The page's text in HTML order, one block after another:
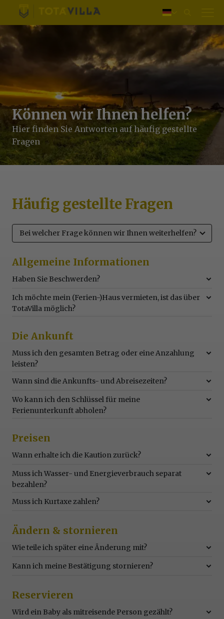
Einloggen
Können wir Ihnen helfen?
Hier finden Sie Antworten auf häufig gestellte
Fragen
Häufig gestellte Fragen
Bei welcher Frage können wir Ihnen weiterhelfen?
Allgemeine Informationen
Haben Sie Beschwerden?
Ich möchte mein (Ferien-)Haus vermieten, ist das über
TotaVilla möglich?
Die Ankunft
Muss ich den gesamten Betrag oder eine Anzahlung
leisten?
Wann sind die Ankunfts- und Abreisezeiten?
Wo kann ich den Schlüssel für meine
Ferienunterkunft abholen?
Preisen
Wann erhalte ich die Kaution zurück?
Muss ich Wasser- und Energieverbrauch separat
bezahlen?
Muss ich Kurtaxe zahlen?
Ändern & stornieren
Wie teile ich später eine Änderung mit?
Kann ich meine Bestätigung stornieren?
Reservieren
Wird ein Baby als mitreisende Person gezählt?